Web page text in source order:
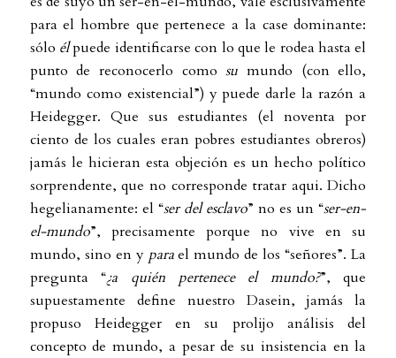
para el hombre que pertenece a la case dominante:
sólo élpuede identificarse con lo que le rodea hasta el
punto de reconocerlo comosu mundo (con ello,
“mundo como existencial”) y puede darle la razón a
Heidegger. Que sus estudiantes (el noventa por
ciento de los cuales eran pobres estudiantes obreros)
jamás le hicieran esta objeción es un hecho político
sorprendente, que no corresponde tratar aqui. Dicho
hegelianamente: el “ser del esclavo” no es un “ser-en-
el-mundo”, precisamente porque no vive en su
mundo, sino en y parael mundo de los “señores”. La
pregunta “¿a quién pertenece el mundo?”, que
supuestamente define nuestro Dasein, jamás la
propuso Heidegger en su prolijo análisis del
concepto de mundo, a pesar de su insistencia en la